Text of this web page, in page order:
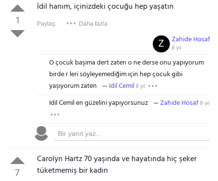
1
İdil hanım, içinizdeki çocuğu hep yaşatın
Paylaş: Daha fazla
Zahide Hosaf
8 yıl
Z
O çocuk başima dert zaten o ne derse onu yapıyorum
birde r leri söyleyemediğim ıçin hep çocuk gibi
yaşıyorum zaten
Idil Cemil8 yıl
Idil Cemil en güzelini yapıyorsunuz Zahide Hosaf8 yıl
7
Carolyn Hartz 70 yaşında ve hayatında hiç şeker
tüketmemiş bir kadın